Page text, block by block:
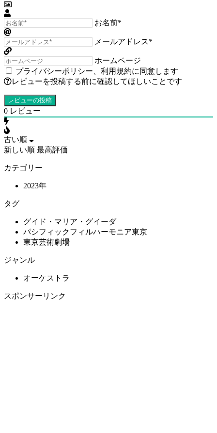
お名前*
メールアドレス*
ホームページ
プライバシーポリシー
利用規約に同意します
レビューを投稿する前に確認してほしいことです
0 レビュー
古い順
新しい順 最高評価
カテゴリー
2023年
タグ
グイド・マリア・グイーダ
パシフィックフィルハーモニア東京
東京芸術劇場
ジャンル
オーケストラ
スポンサーリンク